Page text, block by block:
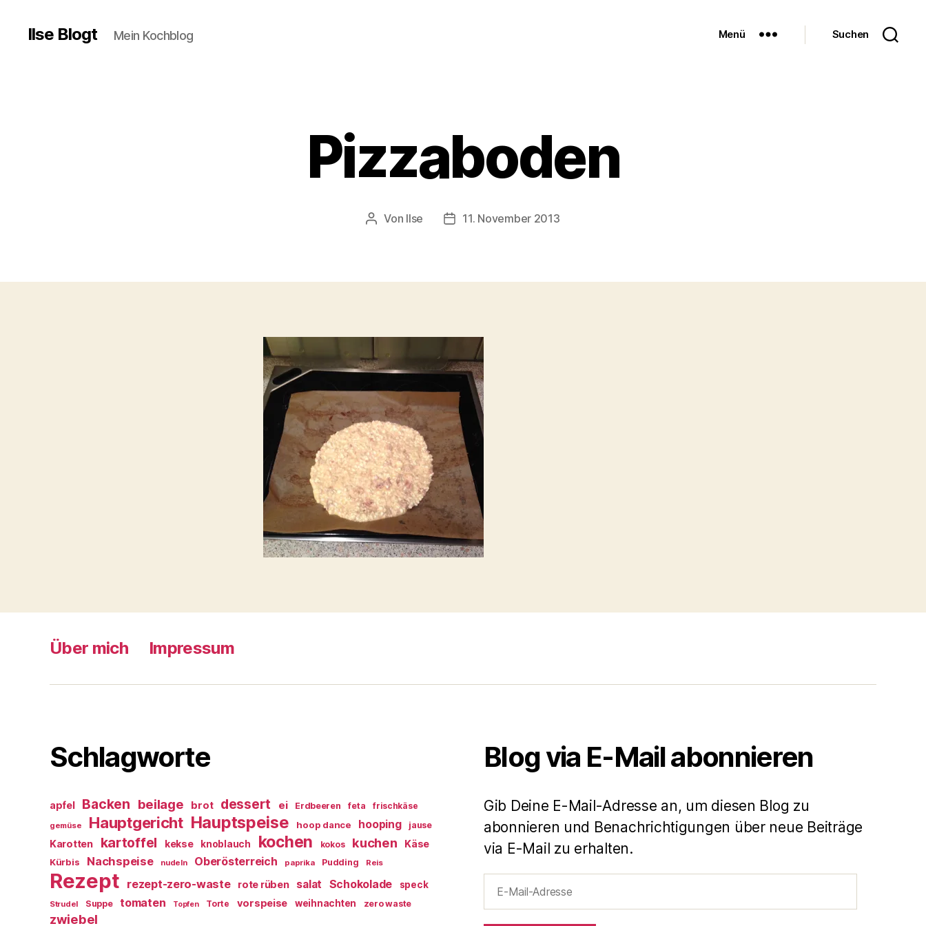
Ilse Blogt Mein Kochblog Menü Suchen
Pizzaboden
Beitragsautor
Von Ilse Beitragsdatum
11. November 2013
Über mich Impressum
Schlagworte
apfel Backen beilage brot dessert ei Erdbeeren feta frischkäse
gemüse Hauptgericht Hauptspeise hoop dance hooping jause
Karotten kartoffel kekse knoblauch kochen kokos kuchen Käse
Kürbis Nachspeise nudeln Oberösterreich paprika Pudding Reis
Rezept rezept-zero-waste rote rüben salat Schokolade speck
Strudel Suppe tomaten Topfen Torte vorspeise weihnachten zero waste
zwiebel
Blog via E-Mail abonnieren
Gib Deine E-Mail-Adresse an, um diesen Blog zu
abonnieren und Benachrichtigungen über neue Beiträge
via E-Mail zu erhalten.
Mail-